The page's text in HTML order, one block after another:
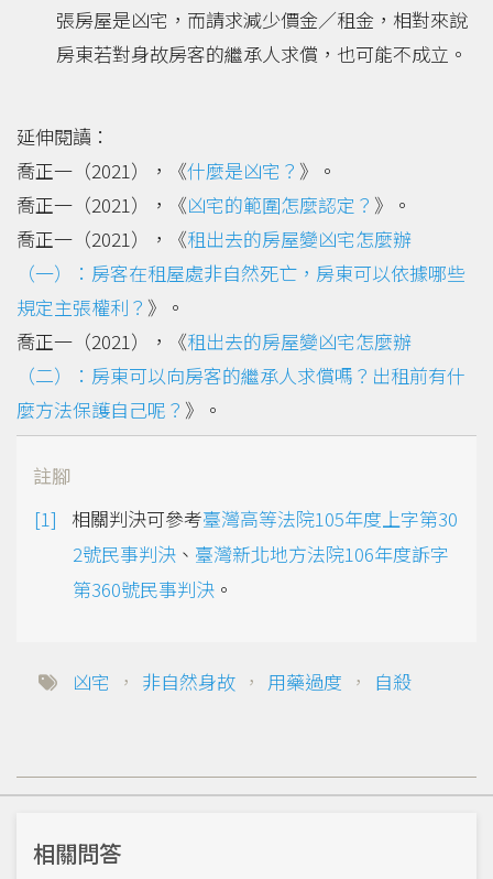
張房屋是凶宅，而請求減少價金／租金，相對來說
房東若對身故房客的繼承人求償，也可能不成立。
延伸閱讀：
喬正一（2021），《什麼是凶宅？ 》。
喬正一（2021），《凶宅的範圍怎麼認定？ 》。
喬正一（2021），《租出去的房屋變凶宅怎麼辦
（一）：房客在租屋處非自然死亡，房東可以依據哪些
規定主張權利？ 》。
喬正一（2021），《租出去的房屋變凶宅怎麼辦
（二）：房東可以向房客的繼承人求償嗎？出租前有什
麼方法保護自己呢？ 》。
註腳
相關判決可參考臺灣高等法院105年度上字第30
2號民事判決 、 臺灣新北地方法院106年度訴字
第360號民事判決 。
凶宅 ， 非自然身故 ， 用藥過度 ， 自殺
相關問答